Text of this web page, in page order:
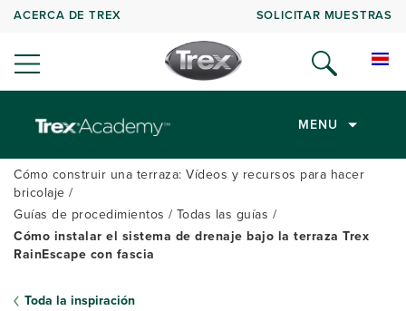
ACERCA DE TREX SOLICITAR MUESTRAS
MENU
Cómo construir una terraza: Vídeos y recursos para hacer
bricolaje
Guías de procedimientos
Todas las guías
Cómo instalar el sistema de drenaje bajo la terraza Trex
RainEscape con fascia
Toda la inspiración